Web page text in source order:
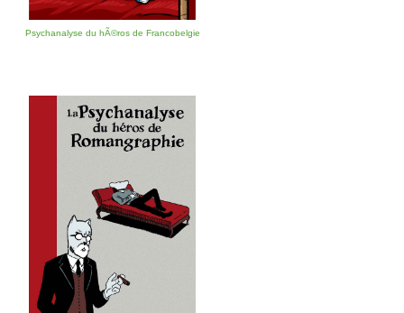
Psychanalyse du hÃ©ros de Francobelgie